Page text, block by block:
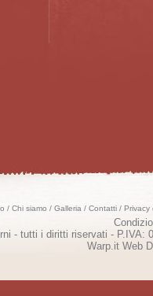
/ Chi siamo / Galleria / Contatti / Privacy
- tutti i diritti riservati - P.IVA:
Warp.it Web